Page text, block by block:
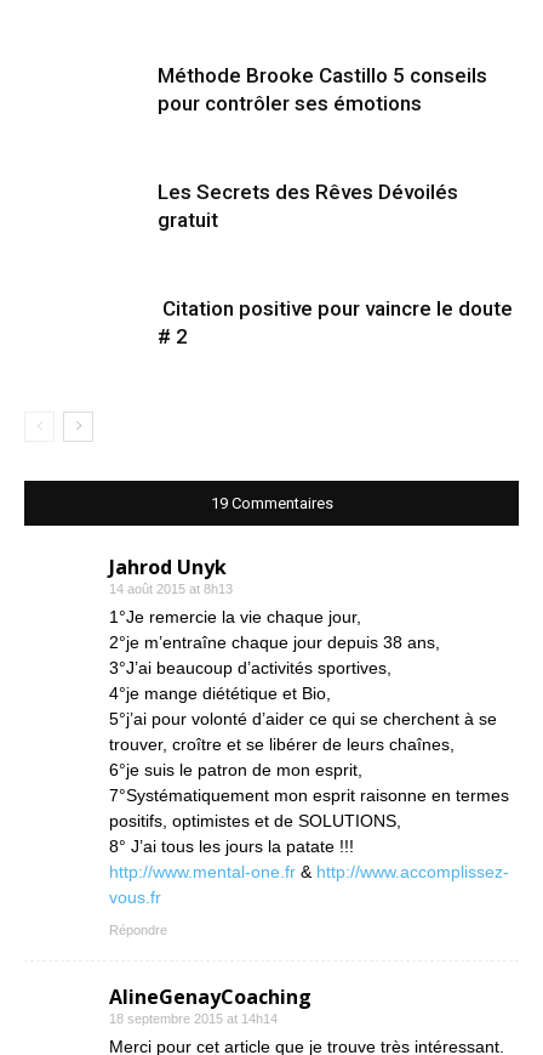
Méthode Brooke Castillo 5 conseils
pour contrôler ses émotions
Les Secrets des Rêves Dévoilés
gratuit
Citation positive pour vaincre le doute
# 2
19 Commentaires
Jahrod Unyk
14 août 2015 at 8h13
1°Je remercie la vie chaque jour,
2°je m’entraîne chaque jour depuis 38 ans,
3°J’ai beaucoup d’activités sportives,
4°je mange diététique et Bio,
5°j’ai pour volonté d’aider ce qui se cherchent à se
trouver, croître et se libérer de leurs chaînes,
6°je suis le patron de mon esprit,
7°Systématiquement mon esprit raisonne en termes
positifs, optimistes et de SOLUTIONS,
8° J’ai tous les jours la patate !!!
http://www.mental-one.fr & http://www.accomplissez-
vous.fr
Répondre
AlineGenayCoaching
18 septembre 2015 at 14h14
Merci pour cet article que je trouve très intéressant.